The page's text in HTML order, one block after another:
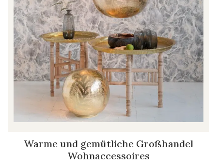
Warme und gemütliche Großhandel
Wohnaccessoires